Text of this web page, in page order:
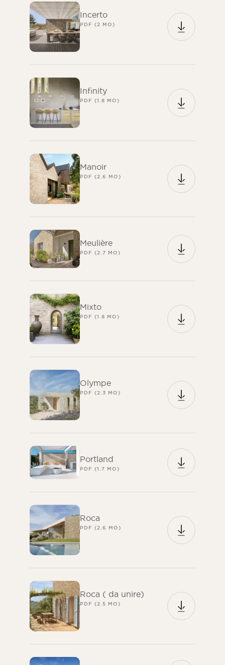
Incerto
PDF (2 MO)
Infinity
PDF (1.8 MO)
Manoir
PDF (2.6 MO)
Meulière
PDF (2.7 MO)
Mixto
PDF (1.8 MO)
Olympe
PDF (2.3 MO)
Portland
PDF (1.7 MO)
Roca
PDF (2.6 MO)
Roca ( da unire)
PDF (2.5 MO)